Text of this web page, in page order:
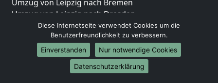
Umzug von Leipzig nach Bremen
Umzug von Leipzig nach Dresden
Umzug von Leipzig nach Hannover
Umzug von Leipzig nach Nürnberg
Umzug von Leipzig nach Duisburg
Umzug von Leipzig nach Bochum
Umzug von Leipzig nach Wuppertal
Diese Internetseite verwendet Cookies um die
Benutzerfreundlichkeit zu verbessern.
Einverstanden
Nur notwendige Cookies
Datenschutzerklärung